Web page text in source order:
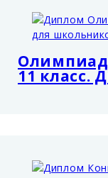
11 класс.